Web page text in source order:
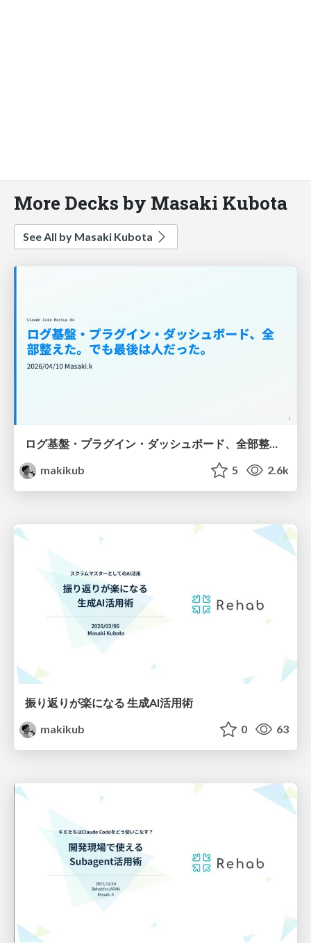
More Decks by Masaki Kubota
See All by Masaki Kubota
ログ基盤・プラグイン・ダッシュボード、全部整えた。でも最後は人だった。
makikub
5 2.6k
振り返りが楽になる 生成AI活用術
makikub
0 63